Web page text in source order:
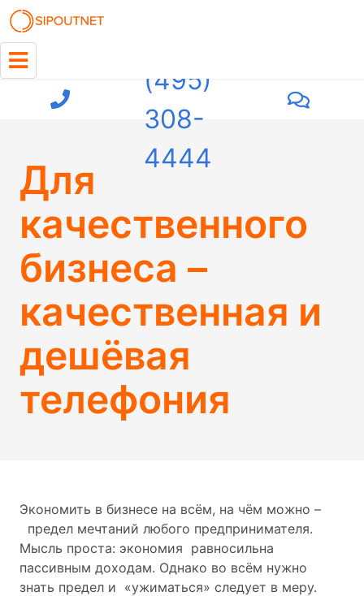
(495)
308-
4444
Для
качественного
бизнеса –
качественная и
дешёвая
телефония
Экономить в бизнесе на всём, на чём можно –
предел мечтаний любого предпринимателя.
Мысль проста: экономия равносильна
пассивным доходам. Однако во всём нужно
знать предел и «ужиматься» следует в меру.